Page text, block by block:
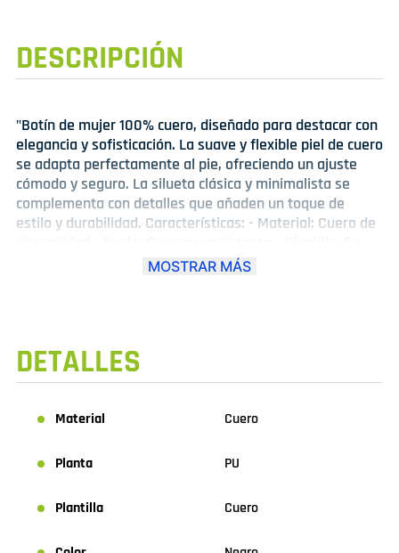
DESCRIPCIÓN
"Botín de mujer 100% cuero, diseñado para destacar con
elegancia y sofisticación. La suave y flexible piel de cuero
se adapta perfectamente al pie, ofreciendo un ajuste
cómodo y seguro. La silueta clásica y minimalista se
complementa con detalles que añaden un toque de
estilo y durabilidad. Características: - Material: Cuero de
cuero natural para mayor comodidad - Estilo: Clásico y
especiales."
MOSTRAR MÁS
DETALLES
Material Cuero
Planta PU
Plantilla Cuero